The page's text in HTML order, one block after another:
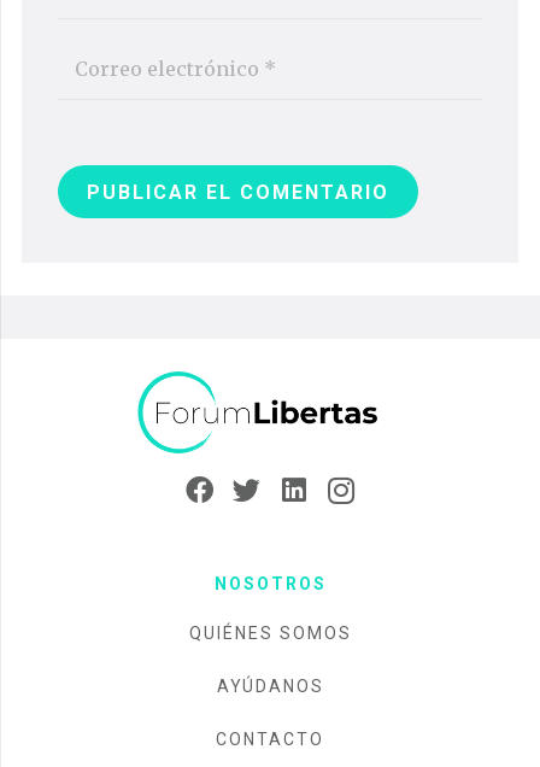
PUBLICAR EL COMENTARIO
NOSOTROS
QUIÉNES SOMOS
AYÚDANOS
CONTACTO